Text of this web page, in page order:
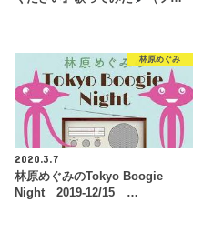
林原めぐみ
2020.3.7
林原めぐみのTokyo Boogie
Night 2019-12/15 …